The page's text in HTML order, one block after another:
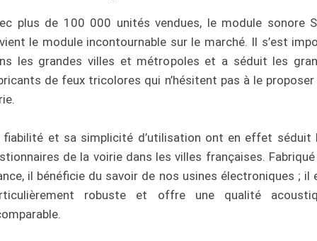
plus de 100 000 unités vendues, le module sonore
le module incontournable sur le marché. Il s’est
les grandes villes et métropoles et a séduit les
de feux tricolores qui n’hésitent pas à le proposer
fiabilité et sa simplicité d’utilisation ont en effet séduit
de la voirie dans les villes françaises. Fabriqué
il bénéficie du savoir de nos usines électroniques ; il
robuste et offre une qualité